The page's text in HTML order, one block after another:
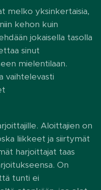
melko yksinkertaisia,
kehon kuin
jokaisella tasolla
sinut
mielentilaan.
vaihtelevasti
Aloittajien on
liikkeet ja siirtymät
harjoittajat taas
On
tunti ei